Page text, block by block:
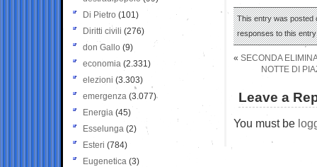
This entry was posted
responses to this
« SECONDA
NOTTE DI
Leave a
You must be
Di Pietro (101)
Diritti civili (276)
don Gallo (9)
economia (2.331)
elezioni (3.303)
emergenza (3.077)
Energia (45)
Esselunga (2)
Esteri (784)
Eugenetica (3)